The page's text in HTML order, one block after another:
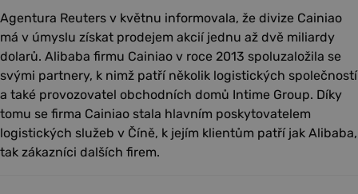
Agentura Reuters v květnu informovala, že divize Cainiao
má v úmyslu získat prodejem akcií jednu až dvě miliardy
dolarů. Alibaba firmu Cainiao v roce 2013 spoluzaložila se
svými partnery, k nimž patří několik logistických společností
a také provozovatel obchodních domů Intime Group. Díky
tomu se firma Cainiao stala hlavním poskytovatelem
logistických služeb v Číně, k jejím klientům patří jak Alibaba,
tak zákazníci dalších firem.